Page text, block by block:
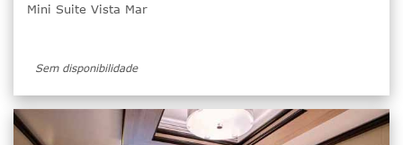
Mini Suite Vista Mar
Sem disponibilidade